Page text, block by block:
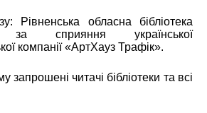
Рівненська обласна бібліотека
сприяння української
компанії «АртХауз Трафік».
запрошені читачі бібліотеки та всі